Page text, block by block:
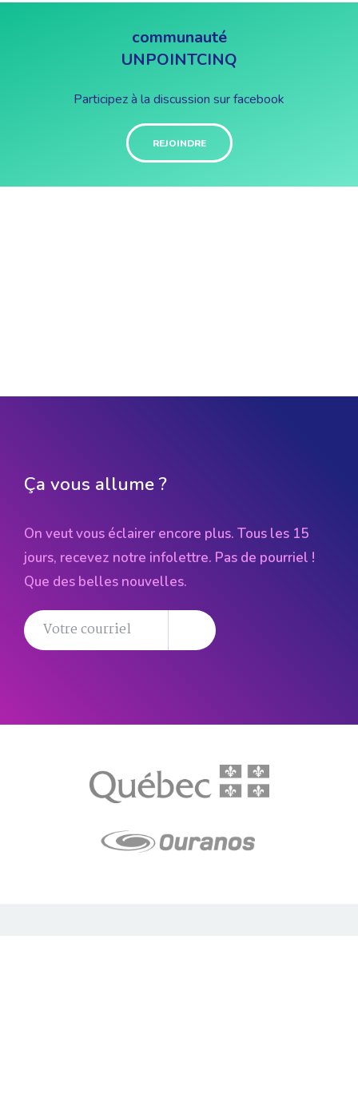
communauté
UNPOINTCINQ
Participez à la discussion sur facebook
REJOINDRE
Ça vous allume ?
On veut vous éclairer encore plus. Tous les 15
jours, recevez notre infolettre. Pas de pourriel !
Que des belles nouvelles.